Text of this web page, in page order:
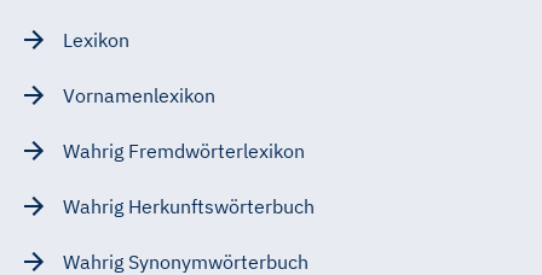
Lexikon
Vornamenlexikon
Wahrig Fremdwörterlexikon
Wahrig Herkunftswörterbuch
Wahrig Synonymwörterbuch